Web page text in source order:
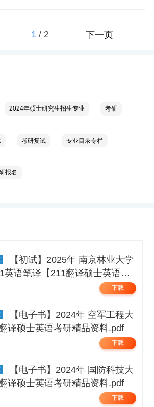
1 / 2 下一页
2024年硕士研究生招生专业 考研
考研复试 专业目录专栏
报名
英语笔译【211翻译硕士英语】
下载
译硕士英语考研精品资料.pdf
下载
译硕士英语考研精品资料.pdf
下载